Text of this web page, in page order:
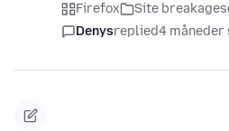
Firefox Site breakages
Denysreplied4 måneder